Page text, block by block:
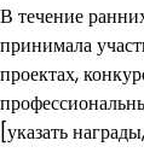
В течение
принимала
проектах,
[указать